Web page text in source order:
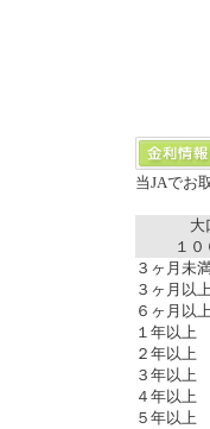
当JAでお
大
１
３ヶ月未
３ヶ月以
６ヶ月以
１年以上
２年以上
３年以上
４年以上
５年以上